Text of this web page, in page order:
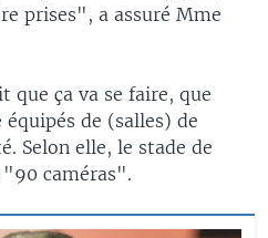
prises", a assuré Mme
que ça va se faire, que
de (salles) de
Selon elle, le stade de
"90 caméras".